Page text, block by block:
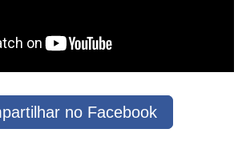
no Facebook